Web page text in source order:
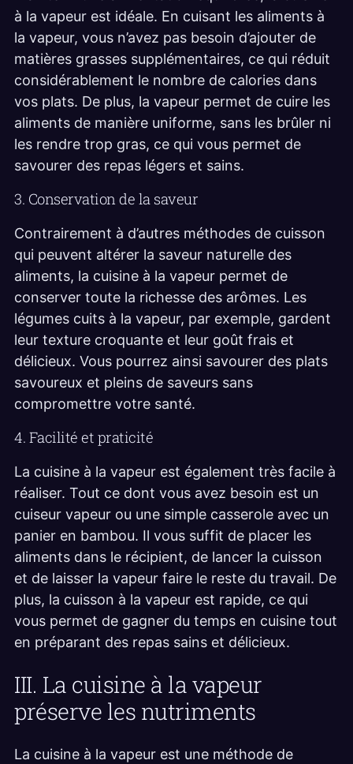
à la vapeur est idéale. En cuisant les aliments à
la vapeur, vous n’avez pas besoin d’ajouter de
matières grasses supplémentaires, ce qui réduit
considérablement le nombre de calories dans
vos plats. De plus, la vapeur permet de cuire les
aliments de manière uniforme, sans les brûler ni
les rendre trop gras, ce qui vous permet de
savourer des repas légers et sains.
3. Conservation de la saveur
Contrairement à d’autres méthodes de cuisson
qui peuvent altérer la saveur naturelle des
aliments, la cuisine à la vapeur permet de
conserver toute la richesse des arômes. Les
légumes cuits à la vapeur, par exemple, gardent
leur texture croquante et leur goût frais et
délicieux. Vous pourrez ainsi savourer des plats
savoureux et pleins de saveurs sans
compromettre votre santé.
4. Facilité et praticité
La cuisine à la vapeur est également très facile à
réaliser. Tout ce dont vous avez besoin est un
cuiseur vapeur ou une simple casserole avec un
panier en bambou. Il vous suffit de placer les
aliments dans le récipient, de lancer la cuisson
et de laisser la vapeur faire le reste du travail. De
plus, la cuisson à la vapeur est rapide, ce qui
vous permet de gagner du temps en cuisine tout
en préparant des repas sains et délicieux.
III. La cuisine à la vapeur
préserve les nutriments
La cuisine à la vapeur est une méthode de